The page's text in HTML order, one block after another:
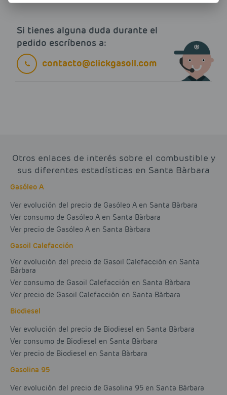
Si tienes alguna duda durante el
pedido escríbenos a:
contacto@clickgasoil.com
Otros enlaces de interés sobre el combustible y
sus diferentes estadísticas en Santa Bàrbara
Gasóleo A
Ver evolución del precio de Gasóleo A en Santa Bàrbara
Ver consumo de Gasóleo A en Santa Bàrbara
Ver precio de Gasóleo A en Santa Bàrbara
Gasoil Calefacción
Ver evolución del precio de Gasoil Calefacción en Santa
Bàrbara
Ver consumo de Gasoil Calefacción en Santa Bàrbara
Ver precio de Gasoil Calefacción en Santa Bàrbara
Biodiesel
Ver evolución del precio de Biodiesel en Santa Bàrbara
Ver consumo de Biodiesel en Santa Bàrbara
Ver precio de Biodiesel en Santa Bàrbara
Gasolina 95
Ver evolución del precio de Gasolina 95 en Santa Bàrbara